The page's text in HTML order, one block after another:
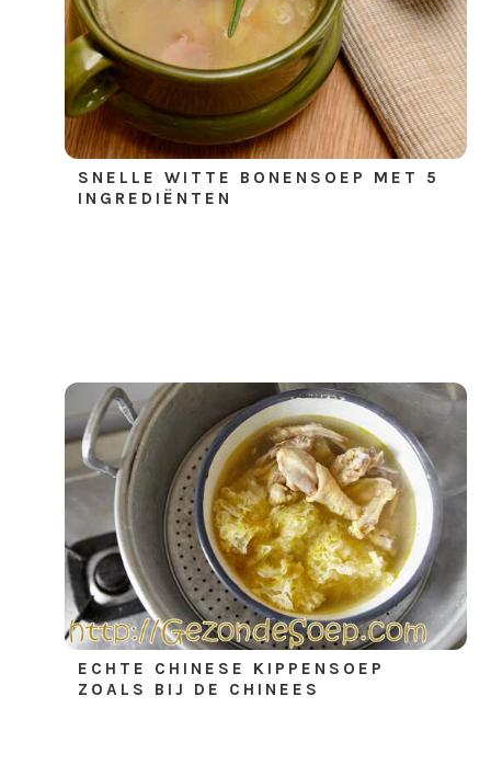
SNELLE WITTE BONENSOEP MET 5
INGREDIËNTEN
ECHTE CHINESE KIPPENSOEP
ZOALS BIJ DE CHINEES